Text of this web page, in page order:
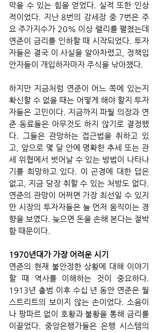
막을 수 있는 힘을 얻었다. 실적 또한 인상
적이었다. 지난 8번의 강세장 중 7번은 주
요 주가지수가 20% 이상 랠리를 펼쳤는데
연준이 금리를 인하할 때 시작되었다. 투자
자들은 결국 이 사실을 알아차렸고, 정책입
안자들이 개입하자마자 주식을 낚아챘다.
하지만 지금처럼 연준이 어느 쪽에 있는지
확신할 수 없을 때는 어떻게 해야 할지 투자
자들은 고민이다. 지금까지 파월 의장과 연
준 동료들은 아무것도 하지 않기로 결정했
다. 그들은 관망하는 접근법을 취하고 있
고, 앞으로 몇 달 안에 명확한 추세 또는 관
세 위협에서 벗어날 수 있는 방법이 나타나
기를 희망하고 있다. 이 곤경에 대한 답은
없고, 지금 당장 취할 수 있는 처방도 없다.
연준의 관망이 어쩌면 가장 최선일 수 있지
만 시장의 투자자들은 늘 먼저 움직이는 경
향을 보였다. 늦으면 돈을 손해 본다는 절박
함 때문이다.
1970년대가 가장 어려운 시기
연준의 현재 불안정한 상황에 대해 이야기
할 때 역사를 이해하는 것이 중요하다.
1913년 출범 이후 수십 년 동안 연준은 월
스트리트의 보이지 않는 손이었다. 소음이
나 팡파르 없이 호황과 불황을 통해 금리를
이끌었다. 중앙은행가들은 은행 시스템의